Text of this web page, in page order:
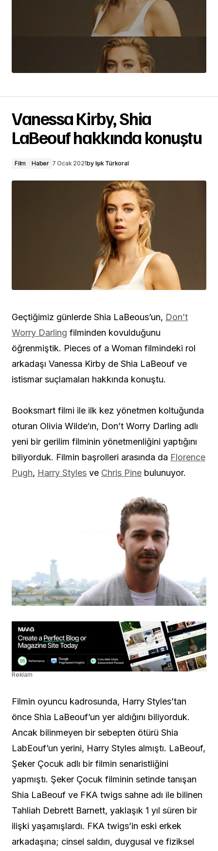
Vanessa Kirby, Shia
LaBeouf hakkında konuştu
Film Haber 7 Ocak 2021by Işık Türkoral
Geçtiğimiz günlerde Shia LaBeous’un, Don’t
Worry Darling filminden kovulduğunu
öğrenmiştik. Pieces of a Woman filmindeki rol
arkadaşı Vanessa Kirby de Shia LaBeouf ve
istismar suçlamaları hakkında konuştu.
Booksmart filmi ile ilk kez yönetmen koltuğunda
oturan Olivia Wilde‘ın, Don’t Worry Darling adlı
yeni bir gerilim filminin yönetmenliğini yaptığını
biliyorduk. Filmin başrolleri arasında da Florence
Pugh, Harry Styles ve Chris Pine bulunuyor.
Reklam
Filmin oyuncu kadrosunda, Harry Styles’tan
önce Shia LaBeouf’un yer aldığını biliyorduk.
Ancak bilinmeyen bir sebepten ötürü Shia
LabEouf’un yerini, Harry Styles almıştı. LaBeouf,
Şeker Çocuk adlı bir filmin senaristliğini
yapmıştı. Şeker Çocuk filminin setinde tanışan
Shia LaBeouf ve FKA twigs sahne adı ile bilinen
Tahliah Debrett Barnett, yaklaşık 1 yıl süren bir
ilişki yaşamışlardı. FKA twigs’in eski erkek
arkadaşına; cinsel saldırı, duygusal ve fiziksel